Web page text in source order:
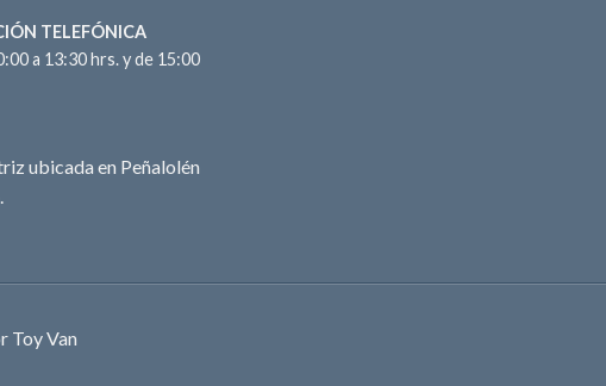
TELEFÓNICA
a 13:30 hrs. y de 15:00
ubicada en Peñalolén
Toy Van